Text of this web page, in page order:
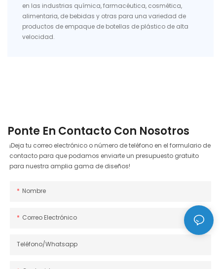
en las industrias química, farmacéutica, cosmética,
alimentaria, de bebidas y otras para una variedad de
productos de empaque de botellas de plástico de alta
velocidad.
Ponte En Contacto Con Nosotros
¡Deja tu correo electrónico o número de teléfono en el formulario de
contacto para que podamos enviarte un presupuesto gratuito
para nuestra amplia gama de diseños!
Nombre
Correo Electrónico
Teléfono/whatsapp